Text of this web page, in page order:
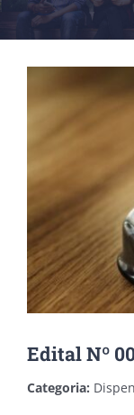
Larger
Image
Edital Nº
Categoria: